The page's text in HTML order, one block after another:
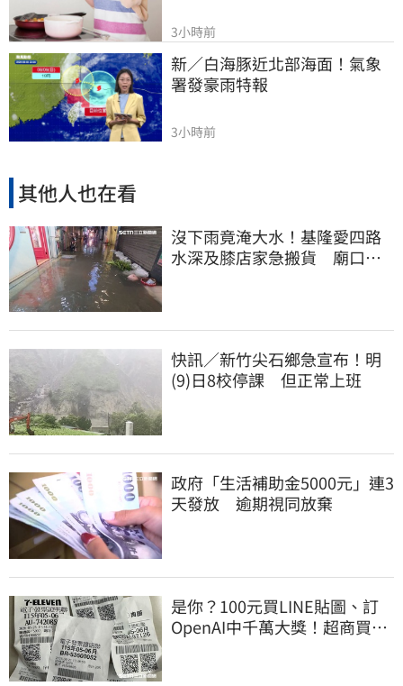
3小時前
新／白海豚近北部海面！氣象
署發豪雨特報
3小時前
其他人也在看
沒下雨竟淹大水！基隆愛四路
水深及膝店家急搬貨 廟口夜
快訊／新竹尖石鄉急宣布！明
(9)日8校停課 但正常上班
政府「生活補助金5000元」連3
天發放 逾期視同放棄
是你？100元買LINE貼圖、訂
OpenAI中千萬大獎！超商買10